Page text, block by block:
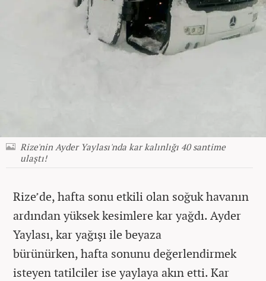
Rize'nin Ayder Yaylası'nda kar kalınlığı 40 santime
ulaştı!
Rize’de, hafta sonu etkili olan soğuk havanın
ardından yüksek kesimlere kar yağdı. Ayder
Yaylası, kar yağışı ile beyaza
bürünürken, hafta sonunu değerlendirmek
isteyen tatilciler ise yaylaya akın etti. Kar